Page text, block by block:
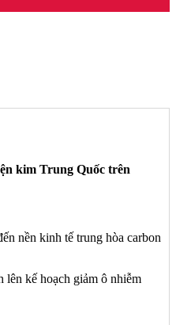
kim Trung Quốc trên
nền kinh tế trung hòa carbon
kế hoạch giảm ô nhiễm